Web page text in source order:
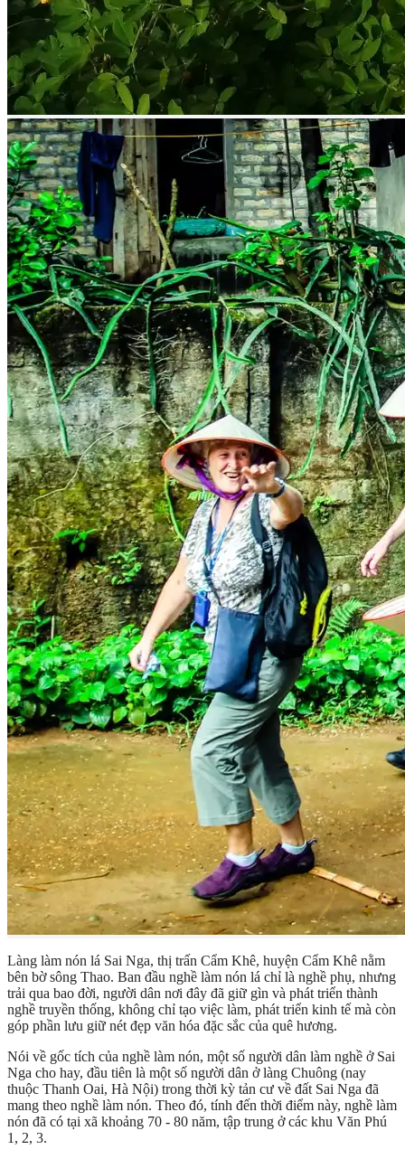
Làng làm nón lá Sai Nga, thị trấn Cẩm Khê, huyện Cẩm Khê nằm
bên bờ sông Thao. Ban đầu nghề làm nón lá chỉ là nghề phụ, nhưng
trải qua bao đời, người dân nơi đây đã giữ gìn và phát triển thành
nghề truyền thống, không chỉ tạo việc làm, phát triển kinh tế mà còn
góp phần lưu giữ nét đẹp văn hóa đặc sắc của quê hương.
Nói về gốc tích của nghề làm nón, một số người dân làm nghề ở Sai
Nga cho hay, đầu tiên là một số người dân ở làng Chuông (nay
thuộc Thanh Oai, Hà Nội) trong thời kỳ tản cư về đất Sai Nga đã
mang theo nghề làm nón. Theo đó, tính đến thời điểm này, nghề làm
nón đã có tại xã khoảng 70 - 80 năm, tập trung ở các khu Văn Phú
1, 2, 3.